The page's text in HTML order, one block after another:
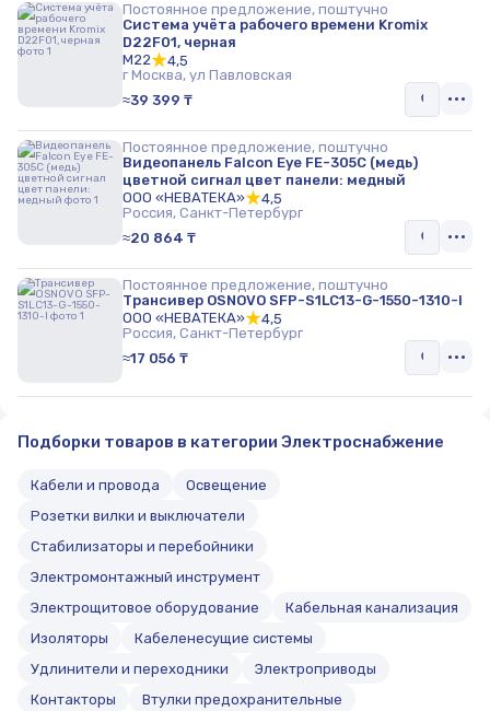
Постоянное предложение, поштучно
Система учёта рабочего времени Kromix
D22F01, черная
M22
4,5
г Москва, ул Павловская
≈39 399 ₸
Постоянное предложение, поштучно
Видеопанель Falcon Eye FE-305C (медь)
цветной сигнал цвет панели: медный
ООО «НЕВАТЕКА»
4,5
Россия, Санкт-Петербург
≈20 864 ₸
Постоянное предложение, поштучно
Трансивер OSNOVO SFP-S1LC13-G-1550-1310-I
ООО «НЕВАТЕКА»
4,5
Россия, Санкт-Петербург
≈17 056 ₸
Подборки товаров в категории Электроснабжение
Кабели и провода
Освещение
Розетки вилки и выключатели
Стабилизаторы и перебойники
Электромонтажный инструмент
Электрощитовое оборудование
Кабельная канализация
Изоляторы
Кабеленесущие системы
Удлинители и переходники
Электроприводы
Контакторы
Втулки предохранительные